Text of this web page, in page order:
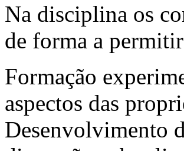
Na disciplina os
de forma a
Formação
aspectos das
Desenvolvimento